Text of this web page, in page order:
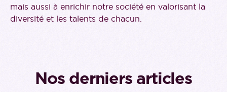
mais aussi à enrichir notre société en valorisant la
diversité et les talents de chacun.
Nos derniers articles